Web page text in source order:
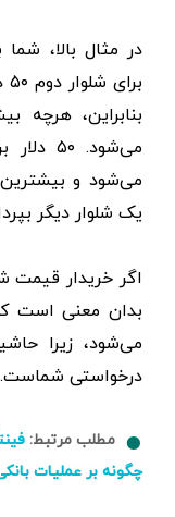
در مثال بالا،
بنابراین، هرچه
می‌شود و
یک شلوار دیگر
می‌شود، زیرا
درخواستی شماست.
مطلب مرتبط:
چگونه بر عملیات